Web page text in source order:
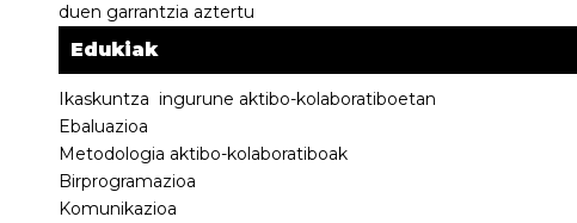
duen garrantzia aztertu
Edukiak
Ikaskuntza ingurune aktibo-kolaboratiboetan
Ebaluazioa
Metodologia aktibo-kolaboratiboak
Birprogramazioa
Komunikazioa